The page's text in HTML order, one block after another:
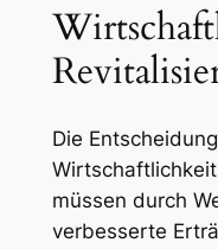
Die
müssen durch
verbesserte